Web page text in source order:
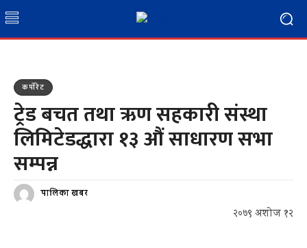
कर्पाेरेट
ट्रेड बचत तथा ऋण सहकारी संस्था
लिमिटेडद्धारा १३ औं साधारण सभा
सम्पन्न
पालिका खबर
२०७९ अशोज १२